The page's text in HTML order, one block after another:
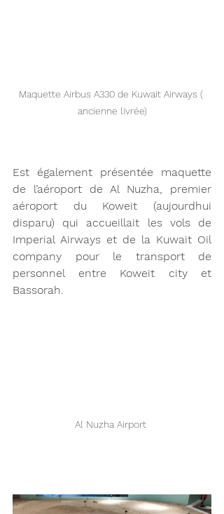
Maquette Airbus A330 de Kuwait Airways (
ancienne livrée)
Est également présentée maquette
de l’aéroport de Al Nuzha, premier
aéroport du Koweit (aujourdhui
disparu) qui accueillait les vols de
Imperial Airways et de la Kuwait Oil
company pour le transport de
personnel entre Koweit city et
Bassorah.
Al Nuzha Airport